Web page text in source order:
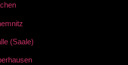
(Saale)